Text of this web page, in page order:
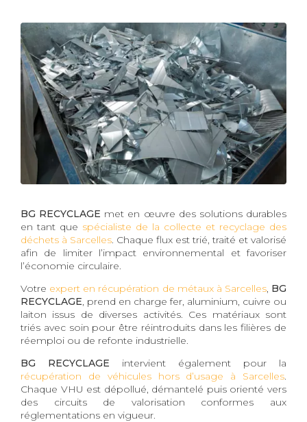
BG RECYCLAGE met en œuvre des solutions durables
en tant que spécialiste de la collecte et recyclage des
déchets à Sarcelles. Chaque flux est trié, traité et valorisé
afin de limiter l’impact environnemental et favoriser
l’économie circulaire.
Votre expert en récupération de métaux à Sarcelles, BG
RECYCLAGE, prend en charge fer, aluminium, cuivre ou
laiton issus de diverses activités. Ces matériaux sont
triés avec soin pour être réintroduits dans les filières de
réemploi ou de refonte industrielle.
BG RECYCLAGE intervient également pour la
récupération de véhicules hors d’usage à Sarcelles.
Chaque VHU est dépollué, démantelé puis orienté vers
des circuits de valorisation conformes aux
réglementations en vigueur.